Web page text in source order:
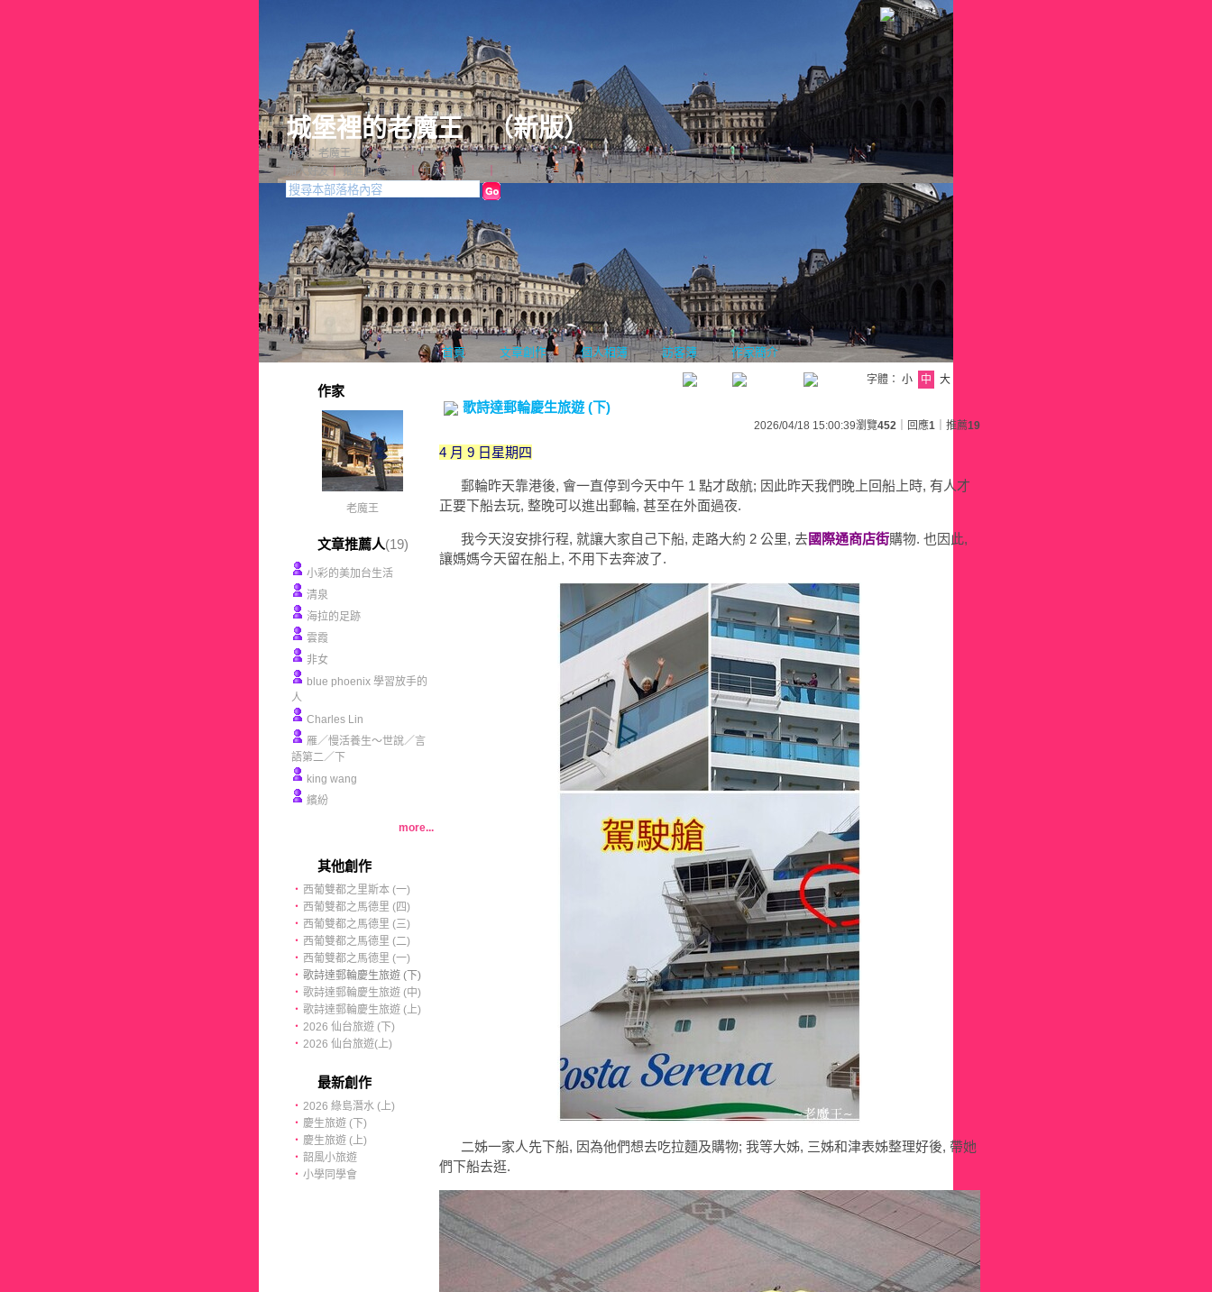
網路城邦
城堡裡的老魔王（新版）
首頁 文章創作 個人相簿 訪客簿 作家簡介
加入好友｜推薦此部落格 ｜加入我的最愛 訂閱最新文章
作家：老魔王
作家
老魔王
文章推薦人(19)
小彩的美加台生活
清泉
海拉的足跡
雲霞
非女
blue phoenix 學習放手的
人
Charles Lin
雁／慢活養生～世說／言
語第二／下
king wang
繽紛
more...
其他創作
‧ 西葡雙都之里斯本 (一)
‧ 西葡雙都之馬德里 (四)
‧ 西葡雙都之馬德里 (三)
‧ 西葡雙都之馬德里 (二)
‧ 西葡雙都之馬德里 (一)
‧ 歌詩達郵輪慶生旅遊 (下)
‧ 歌詩達郵輪慶生旅遊 (中)
‧ 歌詩達郵輪慶生旅遊 (上)
‧ 2026 仙台旅遊 (下)
‧ 2026 仙台旅遊(上)
最新創作
‧ 2026 綠島潛水 (上)
‧ 慶生旅遊 (下)
‧ 慶生旅遊 (上)
‧ 韶風小旅遊
‧ 小學同學會
字體： 小 中 大
歌詩達郵輪慶生旅遊 (下)
2026/04/18 15:00:39瀏覽452 ｜回應1 ｜推薦19
4 月 9 日星期四
郵輪昨天靠港後, 會一直停到今天中午 1 點才啟航; 因此昨天我們晚上回船上時, 有人才
正要下船去玩, 整晚可以進出郵輪, 甚至在外面過夜.
我今天沒安排行程, 就讓大家自己下船, 走路大約 2 公里, 去國際通商店街購物. 也因此,
讓媽媽今天留在船上, 不用下去奔波了.
二姊一家人先下船, 因為他們想去吃拉麵及購物; 我等大姊, 三姊和津表姊整理好後, 帶她
們下船去逛.